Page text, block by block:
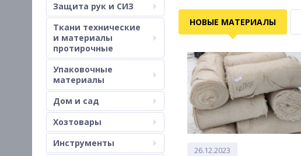
Защита рук и СИЗ
Ткани технические
и материалы
протирочные
Упаковочные
материалы
Дом и сад
Хозтовары
Инструменты
НОВЫЕ МАТЕРИАЛЫ
26.12.2023